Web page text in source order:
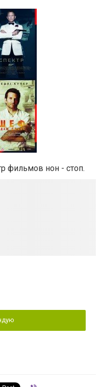
фильмов нон - стоп.